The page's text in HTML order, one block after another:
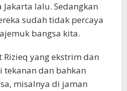
lalu. Sedangkan
sudah tidak percaya
bangsa kita.
yang ekstrim dan
dan bahkan
misalnya di jaman